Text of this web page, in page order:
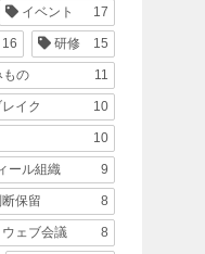
イベント 17
16 研修 15
の 11
イク 10
10
ール組織 9
断保留 8
ウェブ会議 8